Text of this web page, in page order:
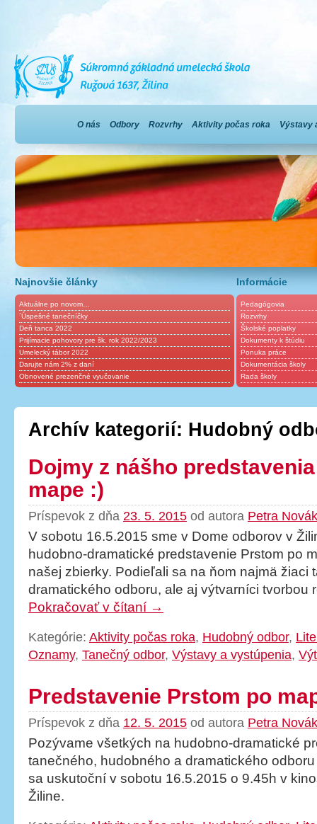
O nás Odbory Rozvrhy Aktivity počas roka Výstavy
Najnovšie články
Aktuálne po novom…
´Úspešné tanečníčky
Deň tanca 2022
Prijímacie pohovory pre šk. rok 2022/2023
Umelecký tábor 2022
Darujte nám 2% z daní
Obnovené prezenčné vyučovanie
Informácie
Pedagógovia
Rozvrhy
Školské poplatky
Dokumenty k štúdiu
Ponuka práce
Dokumentácia školy
Rada školy
Archív kategorií: Hudobný
Dojmy z nášho
mape :)
Príspevok z dňa 23. 5. 2015 od autora Petra
V sobotu 16.5.2015 sme v Dome odborov v
hudobno-dramatické predstavenie Prstom po
našej zbierky. Podieľali sa na ňom najmä žiaci
dramatického odboru, ale aj výtvarníci
Pokračovať v čítaní →
Kategórie: Aktivity počas roka, Hudobný odbor,
Oznamy, Tanečný odbor, Výstavy a vystúpenia,
Predstavenie Prstom po
Príspevok z dňa 12. 5. 2015 od autora Petra
Pozývame všetkých na hudobno-dramatické
tanečného, hudobného a dramatického odboru
sa uskutoční v sobotu 16.5.2015 o 9.45h v
Žiline.